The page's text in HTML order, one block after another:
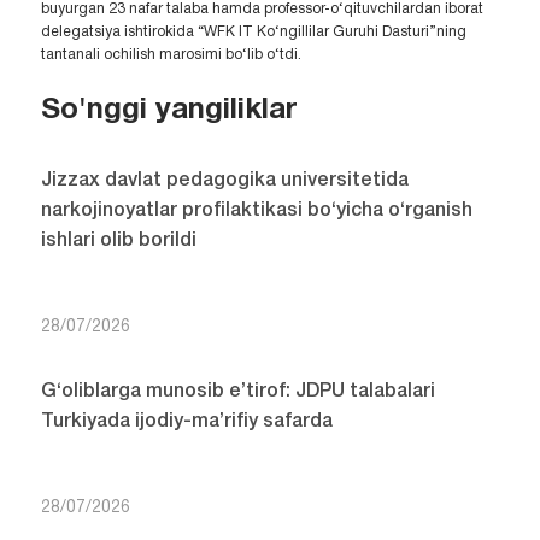
buyurgan 23 nafar talaba hamda professor-o‘qituvchilardan iborat
delegatsiya ishtirokida “WFK IT Ko‘ngillilar Guruhi Dasturi”ning
tantanali ochilish marosimi bo‘lib o‘tdi.
So'nggi yangiliklar
Jizzax davlat pedagogika universitetida
narkojinoyatlar profilaktikasi bo‘yicha o‘rganish
ishlari olib borildi
28/07/2026
G‘oliblarga munosib e’tirof: JDPU talabalari
Turkiyada ijodiy-ma’rifiy safarda
28/07/2026